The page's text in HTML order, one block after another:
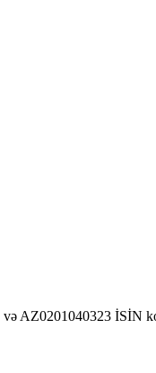
AZ0201040323 İSİN